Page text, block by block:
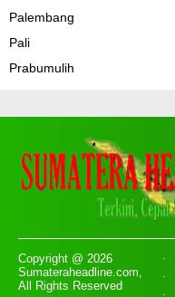
Palembang
Pali
Prabumulih
Copyright @ 2026
Sumateraheadline.com,
All Rights Reserved